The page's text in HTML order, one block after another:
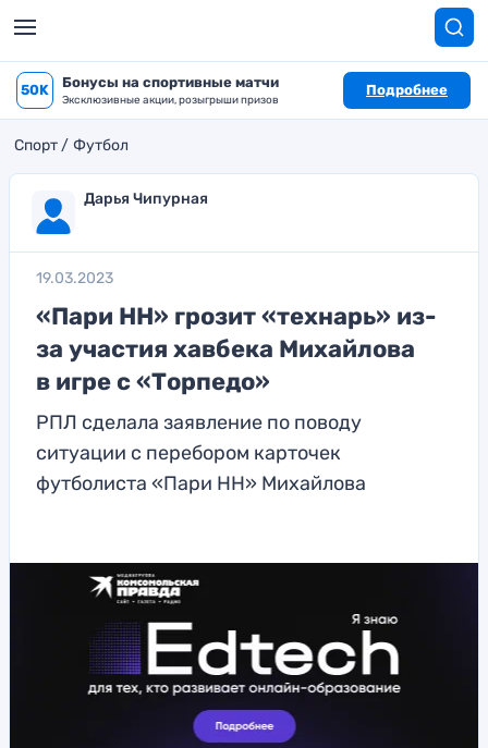
50K Бонусы на спортивные матчи
Эксклюзивные акции, розыгрыши призов
Подробнее
Спорт Футбол
Дарья Чипурная
19.03.2023
«Пари НН» грозит «технарь» из-
за участия хавбека Михайлова
в игре с «Торпедо»
РПЛ сделала заявление по поводу
ситуации с перебором карточек
футболиста «Пари НН» Михайлова